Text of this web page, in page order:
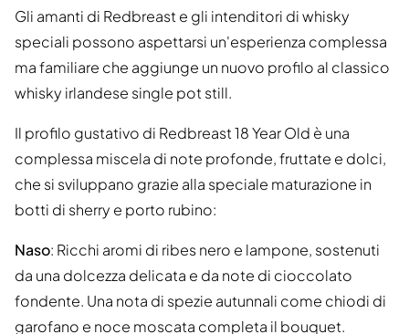
Gli amanti di Redbreast e gli intenditori di whisky
speciali possono aspettarsi un'esperienza complessa
ma familiare che aggiunge un nuovo profilo al classico
whisky irlandese single pot still.
Il profilo gustativo di Redbreast 18 Year Old è una
complessa miscela di note profonde, fruttate e dolci,
che si sviluppano grazie alla speciale maturazione in
botti di sherry e porto rubino:
Naso: Ricchi aromi di ribes nero e lampone, sostenuti
da una dolcezza delicata e da note di cioccolato
fondente. Una nota di spezie autunnali come chiodi di
garofano e noce moscata completa il bouquet.